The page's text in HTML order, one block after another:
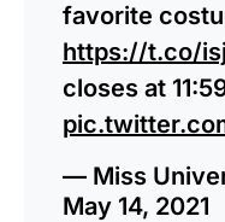
favorite
https://t.co/
closes at
— Miss
May 14, 2021